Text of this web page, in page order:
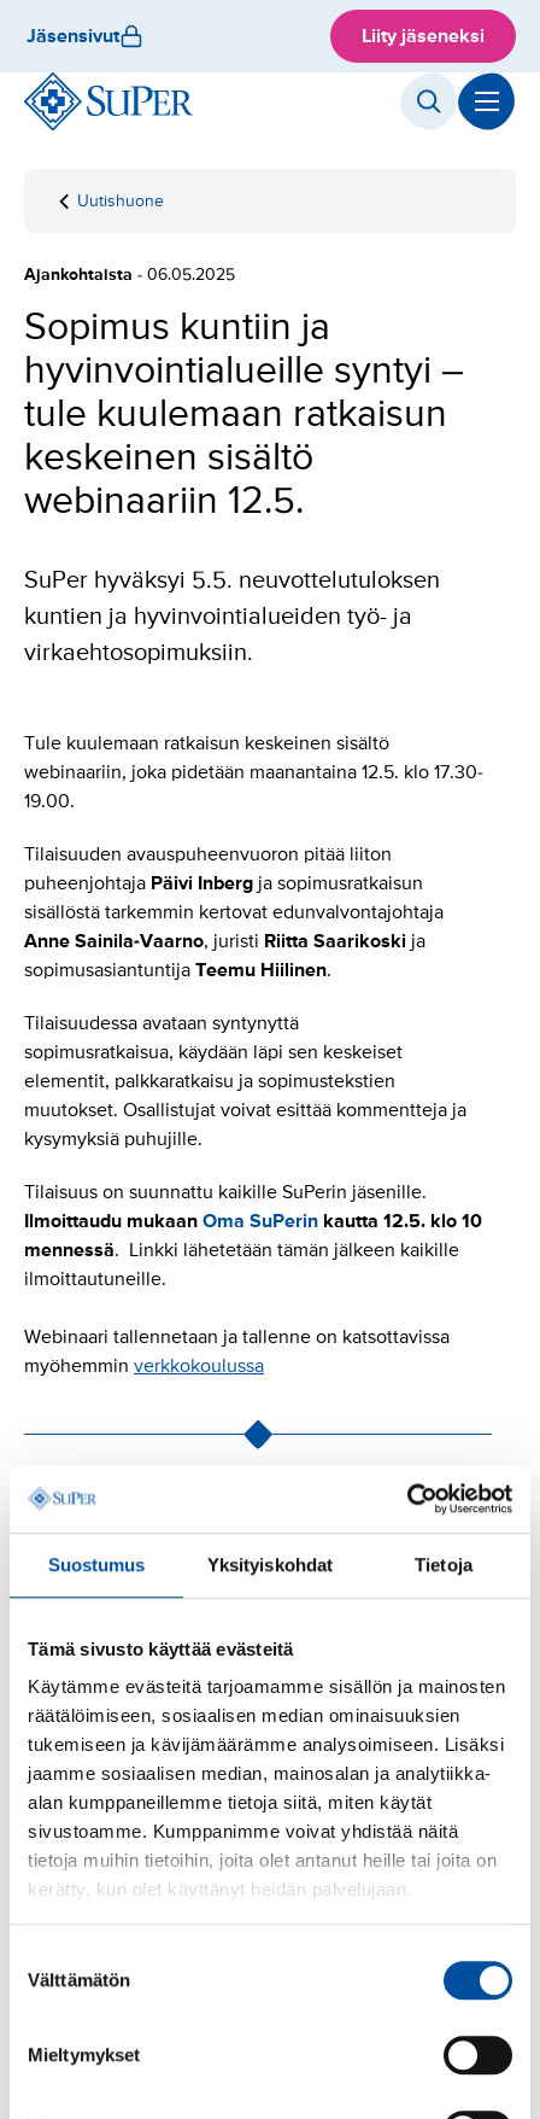
Suostumus Yksityiskohdat Tietoja
Tämä sivusto käyttää evästeitä
Käytämme evästeitä tarjoamamme sisällön ja mainosten
räätälöimiseen, sosiaalisen median ominaisuuksien
tukemiseen ja kävijämäärämme analysoimiseen. Lisäksi
jaamme sosiaalisen median, mainosalan ja analytiikka-
alan kumppaneillemme tietoja siitä, miten käytät
sivustoamme. Kumppanimme voivat yhdistää näitä
tietoja muihin tietoihin, joita olet antanut heille tai joita on
kerätty, kun olet käyttänyt heidän palvelujaan.
valinta
Välttämätön
Mieltymykset
sisältöön
Jäsensivut Liity jäseneksi
Etusivu
Uutishuone
Sopimus kuntiin
kuulemaan
ratkaisun
keskeinen sisältö
webinaariin 12.5.
Ajankohtaista - 06.05.2025
Sopimus kuntiin ja
hyvinvointialueille syntyi –
tule kuulemaan ratkaisun
keskeinen sisältö
webinaariin 12.5.
SuPer hyväksyi 5.5. neuvottelutuloksen
kuntien ja hyvinvointialueiden työ- ja
virkaehtosopimuksiin.
Tule kuulemaan ratkaisun keskeinen sisältö
webinaariin, joka pidetään maanantaina 12.5. klo 17.30-
19.00.
Tilaisuuden avauspuheenvuoron pitää liiton
puheenjohtaja Päivi Inberg ja sopimusratkaisun
sisällöstä tarkemmin kertovat edunvalvontajohtaja
Anne Sainila-Vaarno, juristi Riitta Saarikoski ja
sopimusasiantuntija Teemu Hiilinen.
Tilaisuudessa avataan syntynyttä
sopimusratkaisua, käydään läpi sen keskeiset
elementit, palkkaratkaisu ja sopimustekstien
muutokset. Osallistujat voivat esittää kommentteja ja
kysymyksiä puhujille.
Tilaisuus on suunnattu kaikille SuPerin jäsenille.
Ilmoittaudu mukaan Oma SuPerin kautta 12.5. klo 10
mennessä. Linkki lähetetään tämän jälkeen kaikille
ilmoittautuneille.
Webinaari tallennetaan ja tallenne on katsottavissa
myöhemmin verkkokoulussa
Lisää aiheesta
Lue seuraavaksi